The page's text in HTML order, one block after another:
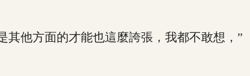
他方面的才能也這麼誇張，我都不敢想，”